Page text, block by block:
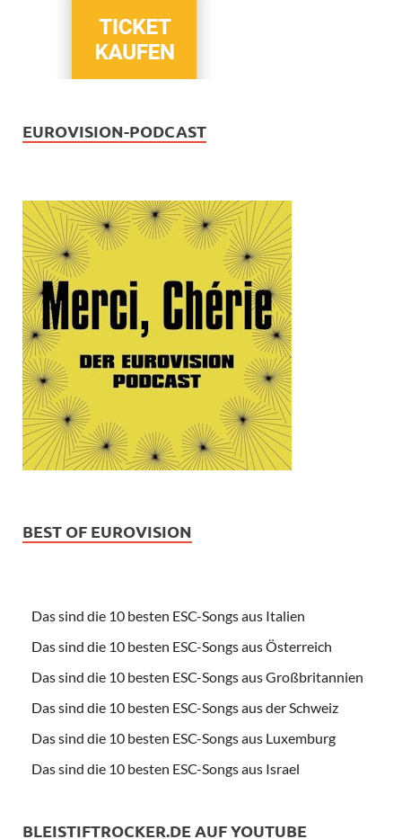
EUROVISION-PODCAST
BEST OF EUROVISION
Das sind die 10 besten ESC-Songs aus Italien
Das sind die 10 besten ESC-Songs aus Österreich
Das sind die 10 besten ESC-Songs aus Großbritannien
Das sind die 10 besten ESC-Songs aus der Schweiz
Das sind die 10 besten ESC-Songs aus Luxemburg
Das sind die 10 besten ESC-Songs aus Israel
BLEISTIFTROCKER.DE AUF YOUTUBE